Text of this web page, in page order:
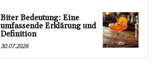
Biter Bedeutung: Eine
umfassende Erklärung und
Definition
30.07.2026